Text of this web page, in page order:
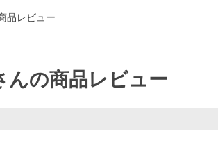
品レビュー
んの商品レビュー